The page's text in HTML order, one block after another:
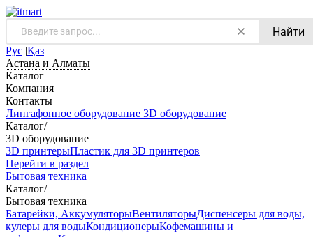
Найти
Рус |Қаз
Астана и Алматы
Каталог
Компания
Контакты
Лингафонное оборудование 3D оборудование
Каталог/
3D оборудование
3D принтерыПластик для 3D принтеров
Перейти в раздел
Бытовая техника
Каталог/
Бытовая техника
Батарейки, АккумуляторыВентиляторыДиспенсеры для воды,
кулеры для водыКондиционерыКофемашины и